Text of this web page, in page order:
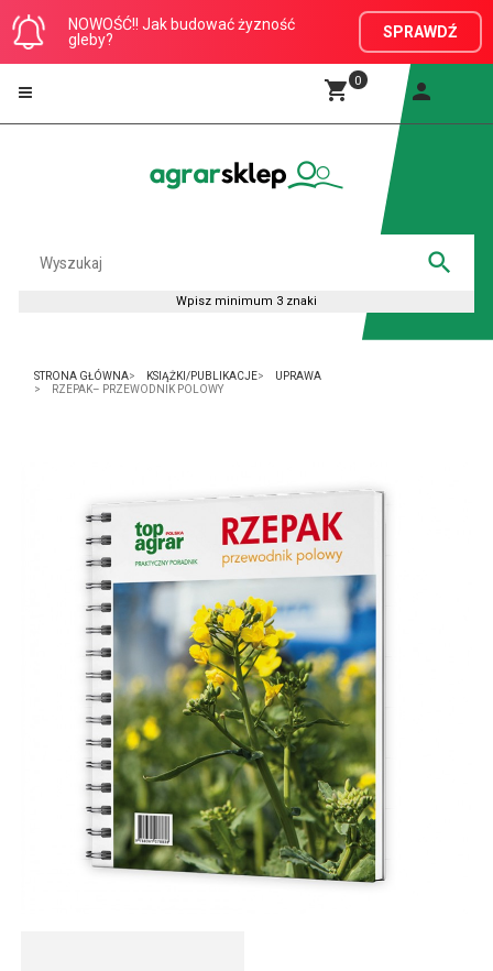
NOWOŚĆ!! Jak budować żyzność
gleby?
SPRAWDŹ
0
STRONA GŁÓWNA KSIĄŻKI/PUBLIKACJE
UPRAWA
RZEPAK– PRZEWODNIK POLOWY